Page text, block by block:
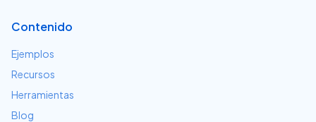
Contenido
Ejemplos
Recursos
Herramientas
Blog